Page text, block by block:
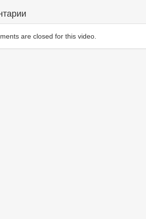
are closed for this video.